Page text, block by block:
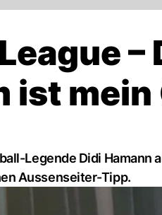
–
ist
Legende Didi Hamann
Aussenseiter-Tipp.